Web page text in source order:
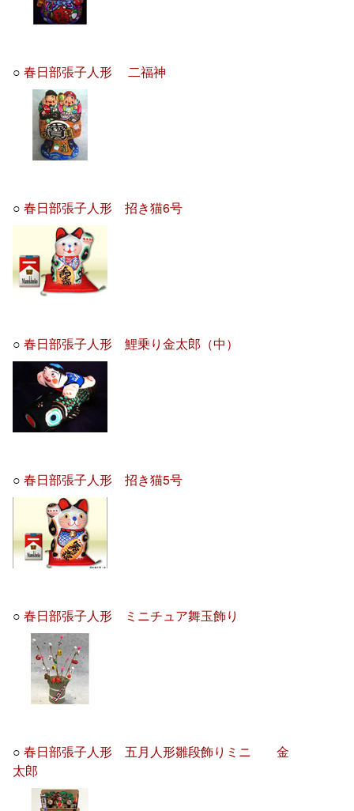
○春日部張子人形 二福神
○春日部張子人形 招き猫6号
○春日部張子人形 鯉乗り金太郎（中）
○春日部張子人形 招き猫5号
○春日部張子人形 ミニチュア舞玉飾り
○春日部張子人形 五月人形雛段飾りミニ 金
太郎